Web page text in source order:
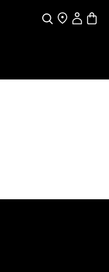
KeresesÜzletkereső
Saját profil